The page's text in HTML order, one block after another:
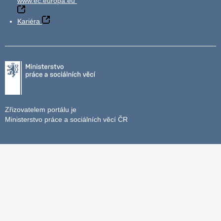
Kariéra
Zřizovatelem portálu je
Ministerstvo práce a sociálních věcí ČR